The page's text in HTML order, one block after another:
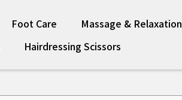
Foot Care Massage & Relaxation
Hairdressing Scissors